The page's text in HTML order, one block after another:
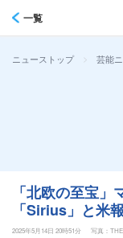
一覧
ニューストップ > 芸能
「北欧の至宝
「Sirius」と米
2025年5月14日 20時51分
写真：